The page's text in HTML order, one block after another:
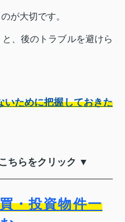
が大切です。
、後のトラブルを避けら
いために把握しておきた
ちらをクリック ▼
・投資物件一